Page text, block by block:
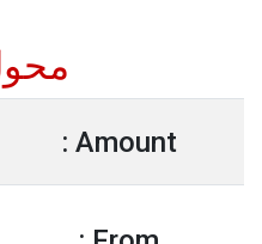
Amount :